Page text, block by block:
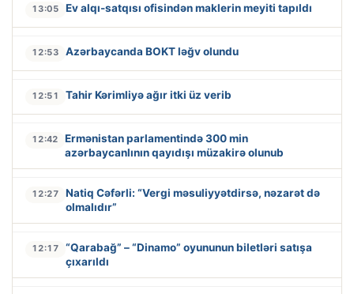
13:05 Ev alqı-satqısı ofisindən maklerin meyiti tapıldı
12:53 Azərbaycanda BOKT ləğv olundu
12:51 Tahir Kərimliyə ağır itki üz verib
12:42
Ermənistan parlamentində 300 min
azərbaycanlının qayıdışı müzakirə olunub
12:27
Natiq Cəfərli: “Vergi məsuliyyətdirsə, nəzarət də
olmalıdır”
12:17
“Qarabağ” – “Dinamo” oyununun biletləri satışa
çıxarıldı